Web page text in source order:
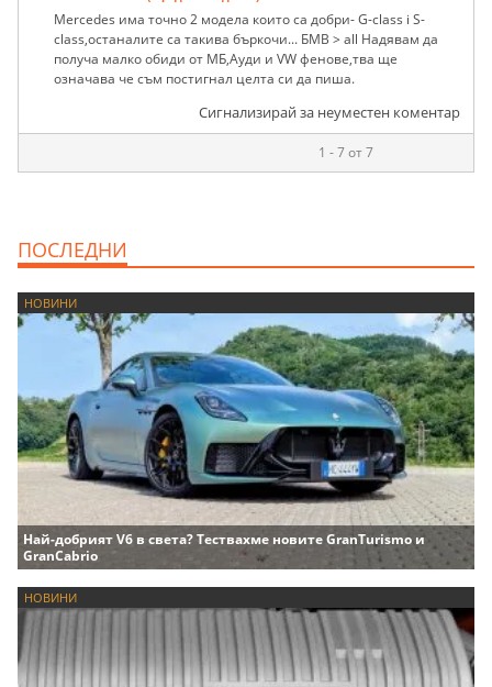
Mercedes има точно 2 модела които са добри- G-class i S-
class,останалите са такива бъркочи... БМВ > all Надявам да
получа малко обиди от МБ,Ауди и VW фенове,тва ще
означава че съм постигнал целта си да пиша.
Сигнализирай за неуместен коментар
1 - 7 от 7
ПОСЛЕДНИ
НОВИНИ
Най-добрият V6 в света? Тествахме новите GranTurismo и
GranCabrio
НОВИНИ